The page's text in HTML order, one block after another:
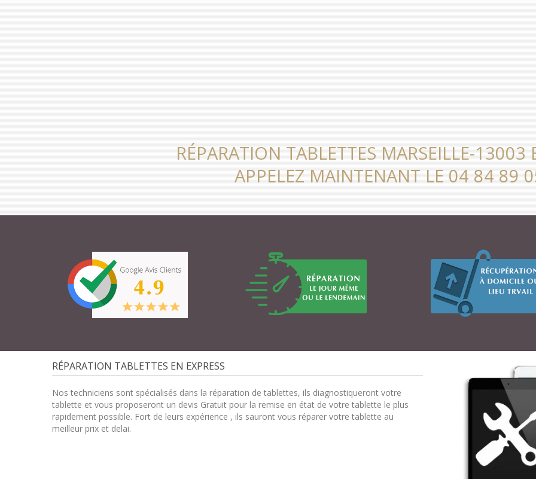
RÉPARATION TABLETTES MARSEILLE-13003
APPELEZ MAINTENANT LE 04 84 89
RÉPARATION TABLETTES EN EXPRESS
Nos techniciens sont spécialisés dans la réparation de tablettes, ils diagnostiqueront votre
tablette et vous proposeront un devis Gratuit pour la remise en état de votre tablette le plus
rapidement possible. Fort de leurs expérience , ils sauront vous réparer votre tablette au
meilleur prix et delai.